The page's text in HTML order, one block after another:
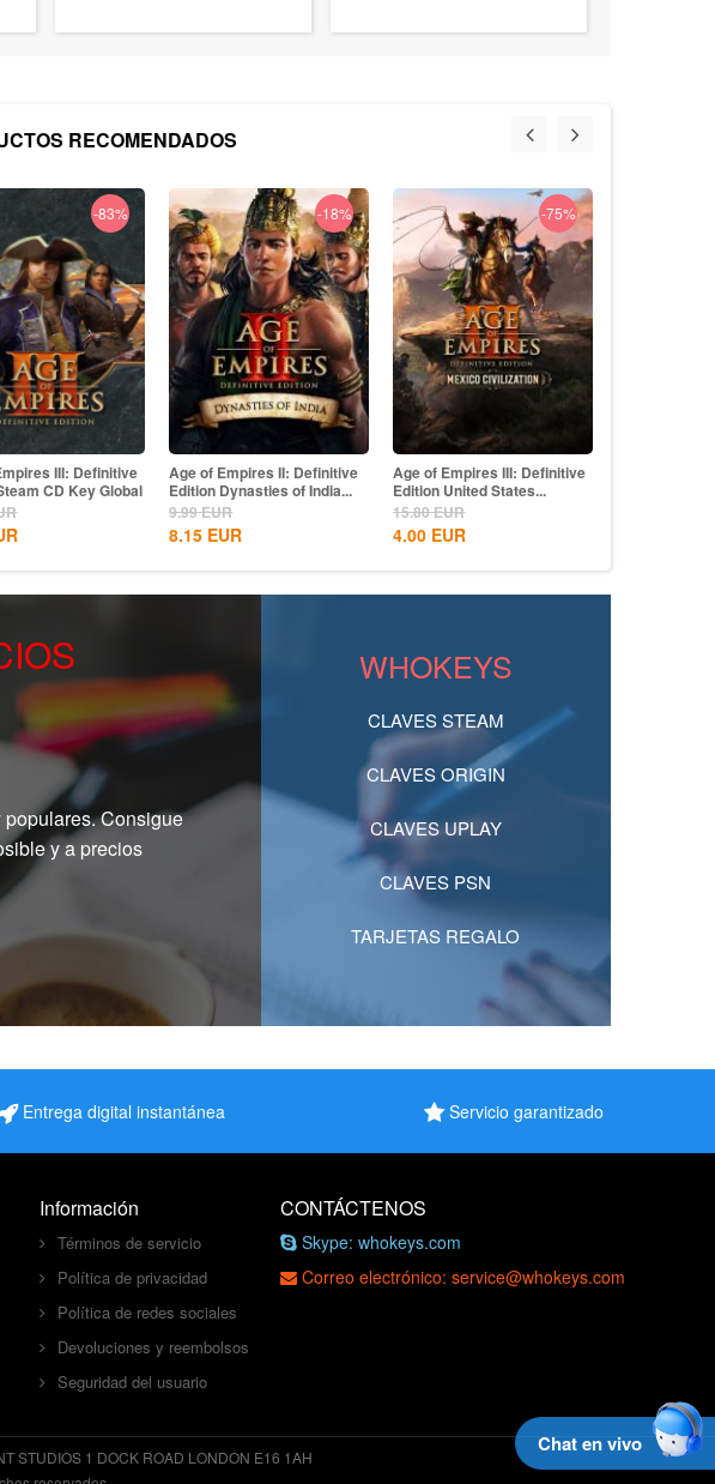
Steam
-23%
Sekiro Shadows Die Twice
Steam Key Asia
EUR
38.26 EUR
RECOMENDADOS
-83%
III: Definitive
CD Key Global
-18%
Age of Empires II: Definitive
Edition Dynasties of India...
9.99EUR
8.15 EUR
-75%
Age of Empires III: Definitive
Edition United States...
15.80EUR
4.00 EUR
Consigue
y a precios
WHOKEYS
CLAVES STEAM
CLAVES ORIGIN
CLAVES UPLAY
CLAVES PSN
TARJETAS REGALO
Entrega digital instantánea Servicio garantizado
Información
Términos de servicio
Política de privacidad
Política de redes sociales
Devoluciones y reembolsos
Seguridad del usuario
CONTÁCTENOS
Skype: whokeys.com
Correo electrónico: service@whokeys.com
STUDIOS 1 DOCK ROAD LONDON E16 1AH
Chat en vivo